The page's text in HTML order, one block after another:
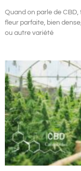
Quand on parle de
fleur parfaite, bien
ou autre variété